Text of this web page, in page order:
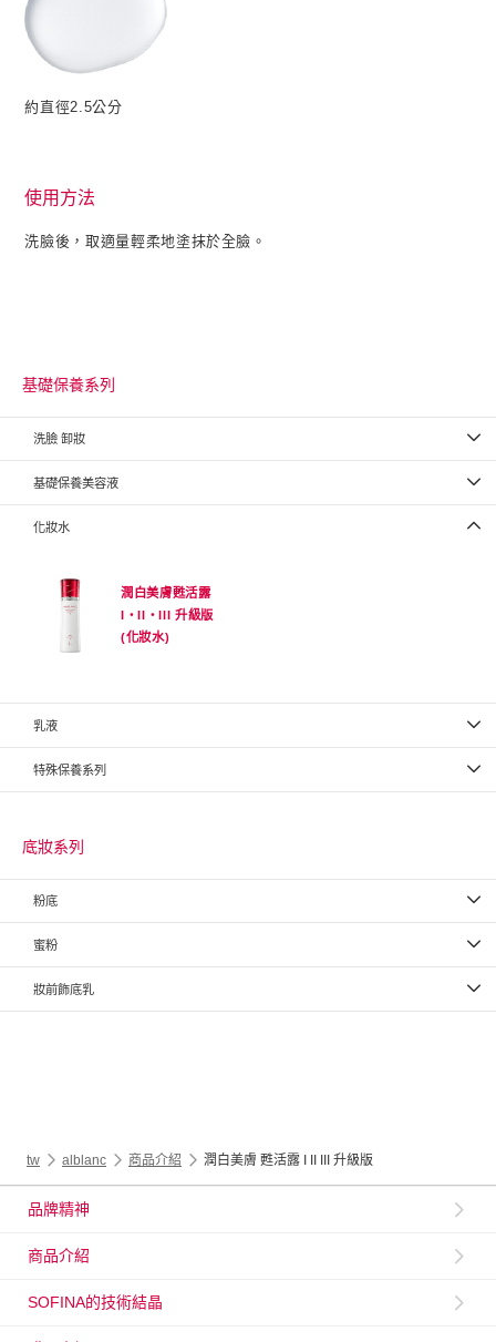
約直徑2.5公分
使用方法
洗臉後，取適量輕柔地塗抹於全臉。
基礎保養系列
洗臉 卸妝
基礎保養美容液
化妝水
潤白美膚甦活露
I・II・III 升級版
(化妝水)
乳液
特殊保養系列
底妝系列
粉底
蜜粉
妝前飾底乳
tw alblanc 商品介紹 潤白美膚 甦活露 I II III 升級版
品牌精神
商品介紹
SOFINA的技術結晶